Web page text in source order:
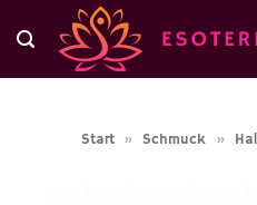
Inhalt
springen
Start » Schmuck »